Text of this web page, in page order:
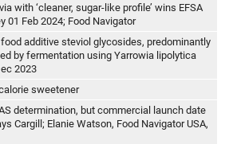
with ‘cleaner, sugar-like profile’ wins EFSA
01 Feb 2024; Food Navigator
additive steviol glycosides, predominantly
by fermentation using Yarrowia lipolytica
2023
sweetener
determination, but commercial launch date
Cargill; Elanie Watson, Food Navigator USA,